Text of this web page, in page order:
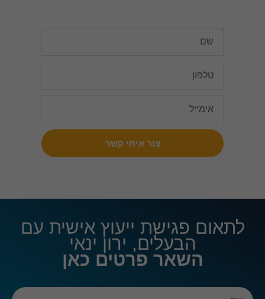
צור איתי קשר
לתאום פגישת ייעוץ אישית עם
הבעלים, ירון ינאי
השאר פרטים כאן
ביותר
במהלך
יהיו זמינות.
שיווק
שלך